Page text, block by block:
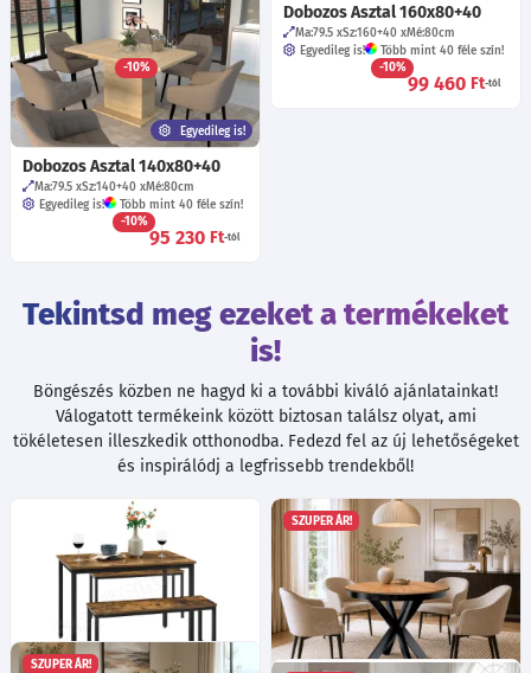
Dobozos Asztal 140x90+40
Ma:79.5 Sz:140+40 Mé:90cm
Egyedileg is!
Több mint 40 féle szín!
-10%
93 610 Ft-tól
Dobozos Asztal 160x80+40
Ma:79.5 Sz:160+40 Mé:80cm
Egyedileg is!
Több mint 40 féle szín!
-10%
99 460 Ft-tól
Egyedileg is!
Dobozos Asztal 140x80+40
Ma:79.5 Sz:140+40 Mé:80cm
Egyedileg is!
Több mint 40 féle szín!
-10%
95 230 Ft-tól
Tekintsd meg ezeket a termékeket
is!
Böngészés közben ne hagyd ki a további kiváló ajánlatainkat!
Válogatott termékeink között biztosan találsz olyat, ami
tökéletesen illeszkedik otthonodba. Fedezd fel az új lehetőségeket
és inspirálódj a legfrissebb trendekből!
SZUPER ÁR!
SZUPER ÁR!